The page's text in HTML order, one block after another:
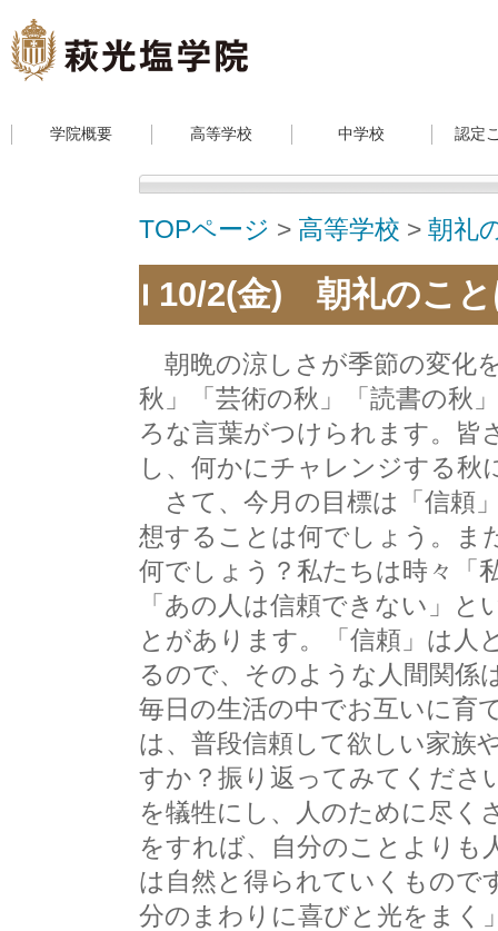
学院概要 高等学校 中学校 認定
TOPページ > 高等学校 > 朝礼
10/2(金) 朝礼のこ
朝晩の涼しさが季節の変化
秋」「芸術の秋」「読書の秋
ろな言葉がつけられます。皆
し、何かにチャレンジする秋
さて、今月の目標は「信頼
想することは何でしょう。ま
何でしょう？私たちは時々「
「あの人は信頼できない」
とがあります。「信頼」は人
るので、そのような人間関係
毎日の生活の中でお互いに育
は、普段信頼して欲しい家族
すか？振り返ってみてくださ
を犠牲にし、人のために尽く
をすれば、自分のことよりも
は自然と得られていくもので
分のまわりに喜びと光をまく